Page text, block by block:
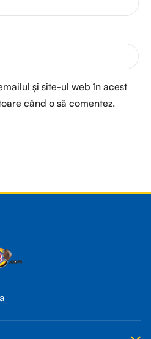
și site-ul web în acest
când o să comentez.